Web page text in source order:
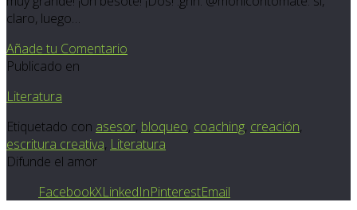
claro, luego…
Añade tu Comentario
Publicado en
Literatura
Etiquetado con asesor, bloqueo, coaching, creación,
escritura creativa, Literatura
Difunde el amor
FacebookXLinkedInPinterestEmail